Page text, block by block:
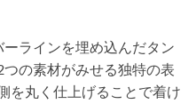
ラインを埋め込んだタン
の素材がみせる独特の表
を丸く仕上げることで着け